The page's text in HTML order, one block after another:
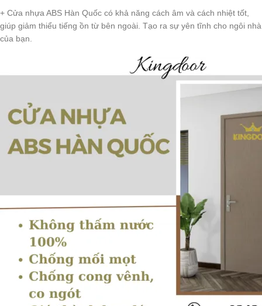
+ Cửa nhựa ABS Hàn Quốc có khả năng cách âm và cách nhiệt tốt,
giúp giảm thiểu tiếng ồn từ bên ngoài. Tạo ra sự yên tĩnh cho ngôi nhà
của bạn.